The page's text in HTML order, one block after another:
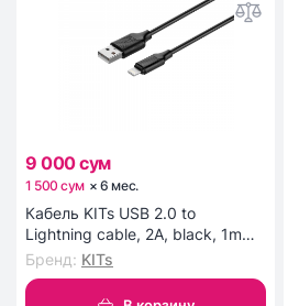
9 000 сум
1 500 сум × 6 мес.
Кабель KITs USB 2.0 to
Lightning cable, 2A, black, 1m
(KITS-W-003)
Бренд: KITs